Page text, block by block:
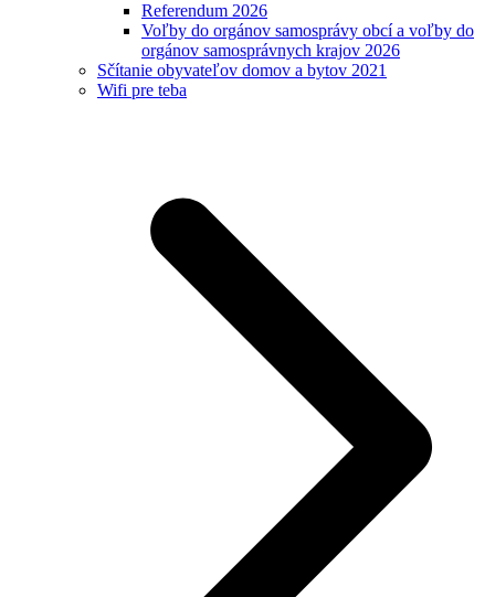
Referendum 2026
Voľby do orgánov samosprávy obcí a voľby do
orgánov samosprávnych krajov 2026
Sčítanie obyvateľov domov a bytov 2021
Wifi pre teba